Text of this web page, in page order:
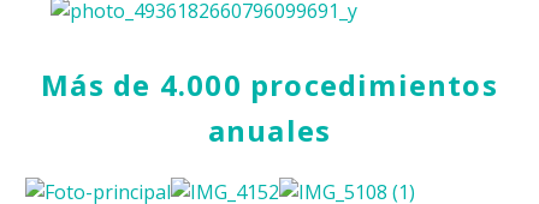
Historia
Más de 4.000 procedimientos
anuales